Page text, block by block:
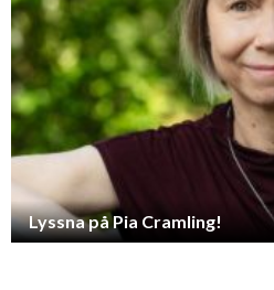
Lyssna på Pia Cramling!